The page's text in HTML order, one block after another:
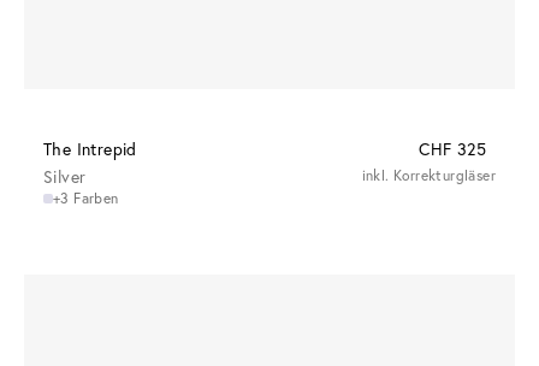
The Intrepid
CHF 325
Silver
+3 Farben
inkl. Korrekturgläser